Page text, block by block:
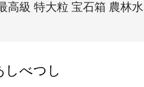
高級 特大粒 宝石箱 農林
しべつし